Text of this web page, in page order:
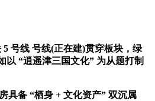
号线 号线(正在建)贯穿板块，绿
“逍遥津三国文化” 为从题打制
具备 “栖身 + 文化资产” 双沉属